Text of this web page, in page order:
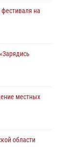
на
местных
области